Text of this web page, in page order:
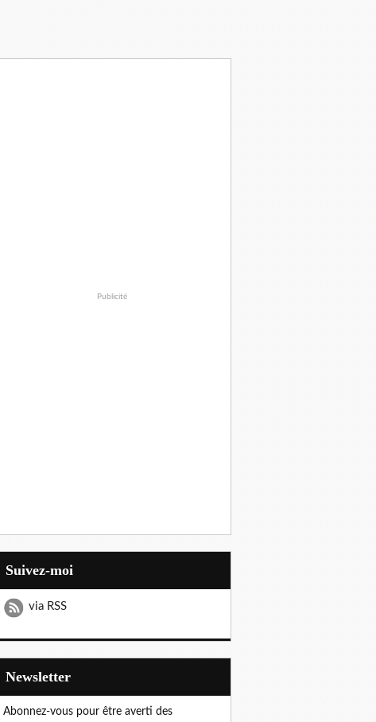
Publicité
Suivez-moi
via RSS
Newsletter
Abonnez-vous pour être averti des